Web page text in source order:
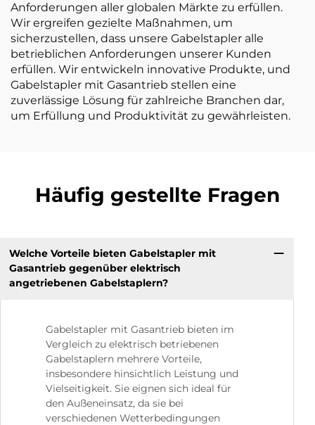
Anforderungen aller globalen Märkte zu erfüllen.
Wir ergreifen gezielte Maßnahmen, um
sicherzustellen, dass unsere Gabelstapler alle
betrieblichen Anforderungen unserer Kunden
erfüllen. Wir entwickeln innovative Produkte, und
Gabelstapler mit Gasantrieb stellen eine
zuverlässige Lösung für zahlreiche Branchen dar,
um Erfüllung und Produktivität zu gewährleisten.
Häufig gestellte Fragen
Welche Vorteile bieten Gabelstapler mit
Gasantrieb gegenüber elektrisch
angetriebenen Gabelstaplern?
Gabelstapler mit Gasantrieb bieten im
Vergleich zu elektrisch betriebenen
Gabelstaplern mehrere Vorteile,
insbesondere hinsichtlich Leistung und
Vielseitigkeit. Sie eignen sich ideal für
den Außeneinsatz, da sie bei
verschiedenen Wetterbedingungen